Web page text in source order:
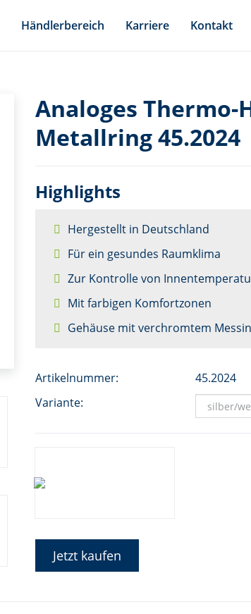
Händlerbereich Karriere Kontakt
Analoges
Metallring 45.2024
Highlights
Hergestellt in Deutschland
Für ein gesundes Raumklima
Zur Kontrolle von
Mit farbigen Komfortzonen
Gehäuse mit verchromtem
Artikelnummer:
45.2024
Variante:
Jetzt kaufen